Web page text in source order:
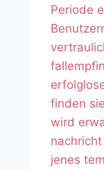
Periode
finden
wird
jenes